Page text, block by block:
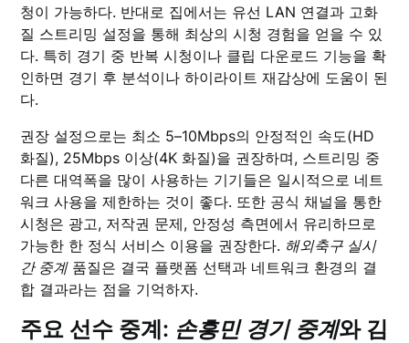
청이 가능하다. 반대로 집에서는 유선 LAN 연결과 고화
질 스트리밍 설정을 통해 최상의 시청 경험을 얻을 수 있
다. 특히 경기 중 반복 시청이나 클립 다운로드 기능을 확
인하면 경기 후 분석이나 하이라이트 재감상에 도움이 된
다.
권장 설정으로는 최소 5–10Mbps의 안정적인 속도(HD
화질), 25Mbps 이상(4K 화질)을 권장하며, 스트리밍 중
다른 대역폭을 많이 사용하는 기기들은 일시적으로 네트
워크 사용을 제한하는 것이 좋다. 또한 공식 채널을 통한
시청은 광고, 저작권 문제, 안정성 측면에서 유리하므로
가능한 한 정식 서비스 이용을 권장한다. 해외축구 실시
간 중계품질은 결국 플랫폼 선택과 네트워크 환경의 결
합 결과라는 점을 기억하자.
주요 선수 중계: 손흥민 경기 중계와 김